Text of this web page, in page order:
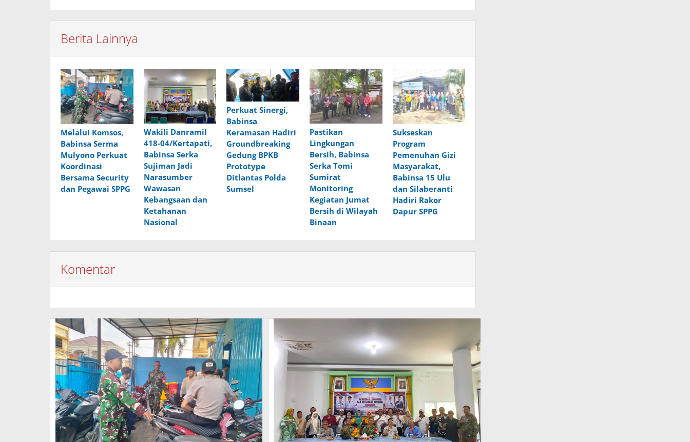
Berita Lainnya
Melalui Komsos,
Babinsa Serma
Mulyono Perkuat
Koordinasi
Bersama Security
dan Pegawai SPPG
Wakili Danramil
418-04/Kertapati,
Babinsa Serka
Sujiman Jadi
Narasumber
Wawasan
Kebangsaan dan
Ketahanan
Nasional
Perkuat Sinergi,
Babinsa
Keramasan Hadiri
Groundbreaking
Gedung BPKB
Prototype
Ditlantas Polda
Sumsel
Pastikan
Lingkungan
Bersih, Babinsa
Serka Tomi
Sumirat
Monitoring
Kegiatan Jumat
Bersih di Wilayah
Binaan
Sukseskan
Program
Pemenuhan Gizi
Masyarakat,
Babinsa 15 Ulu
dan Silaberanti
Hadiri Rakor
Dapur SPPG
Komentar